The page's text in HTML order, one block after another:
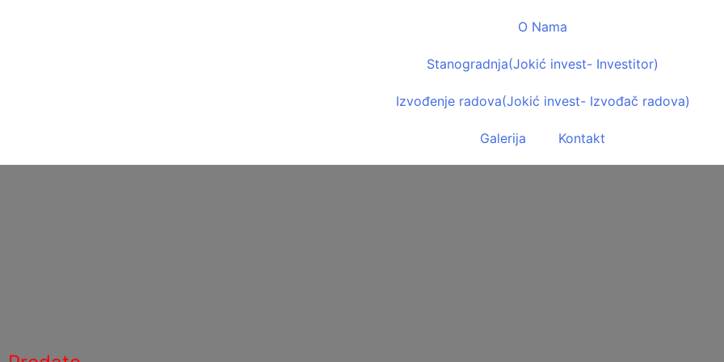
O Nama
Stanogradnja(Jokić invest- Investitor)
Izvođenje radova(Jokić invest- Izvođač radova)
Galerija Kontakt